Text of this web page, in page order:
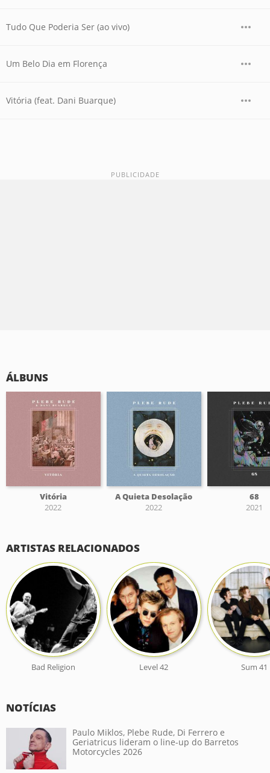
Tudo Que Poderia Ser (ao vivo)
Um Belo Dia em Florença
Vitória (feat. Dani Buarque)
ÁLBUNS
Vitória
2022
A Quieta Desolação
2022
68
2021
ARTISTAS RELACIONADOS
Bad Religion Level 42 Sum 41
NOTÍCIAS
Paulo Miklos, Plebe Rude, Di Ferrero e
Geriatricus lideram o line-up do Barretos
Motorcycles 2026